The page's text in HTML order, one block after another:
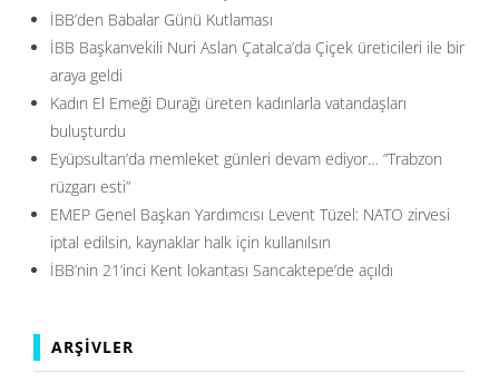
İBB’den Babalar Günü Kutlaması
İBB Başkanvekili Nuri Aslan Çatalca’da Çiçek üreticileri ile bir
araya geldi
Kadın El Emeği Durağı üreten kadınlarla vatandaşları
buluşturdu
Eyüpsultan’da memleket günleri devam ediyor… ”Trabzon
rüzgarı esti”
EMEP Genel Başkan Yardımcısı Levent Tüzel: NATO zirvesi
iptal edilsin, kaynaklar halk için kullanılsın
İBB’nin 21’inci Kent lokantası Sancaktepe’de açıldı
ARŞIVLER